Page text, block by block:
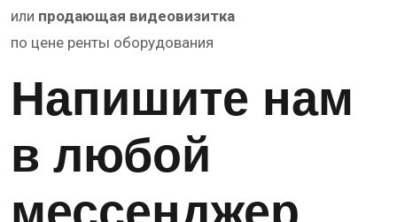
или продающая видеовизитка
по цене ренты оборудования
Напишите нам
в любой